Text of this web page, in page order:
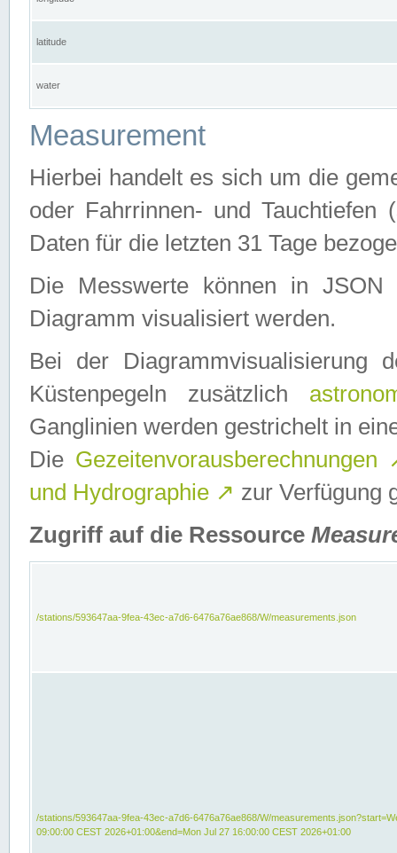
latitude
water
Measurement
Hierbei handelt es sich um die
oder Fahrrinnen- und Tauchtiefen
Daten für die letzten 31 Tage
Die Messwerte können in
Diagramm visualisiert werden.
Bei der Diagrammvisualisierung
Küstenpegeln zusätzlich
Ganglinien werden gestrichelt in
Die Gezeitenvorausberechnungen
und Hydrographie ↗ zur Verfügung
Zugriff auf die Ressource
/stations/593647aa-9fea-43ec-a7d6-6476a76ae868/W/measurements.json
/stations/593647aa-9fea-43ec-a7d6-6476a76ae868/W/
09:00:00 CEST 2026+01:00&end=Mon Jul 27 16:00:00 CEST 2026+01:00